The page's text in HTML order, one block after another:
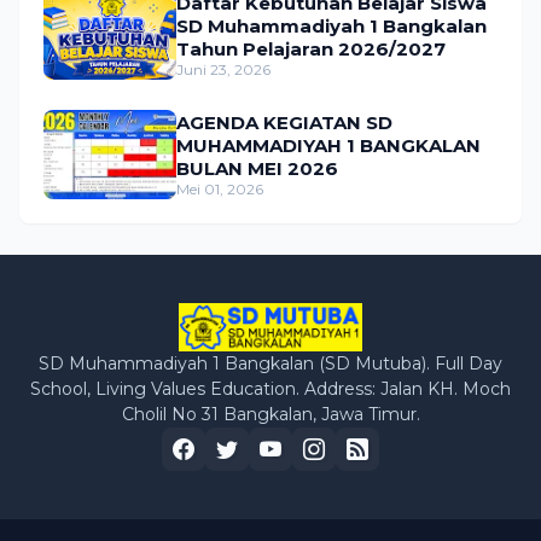
SD Muhammadiyah 1 Bangkalan
Tahun Pelajaran 2026/2027
Juni 23, 2026
AGENDA KEGIATAN SD
MUHAMMADIYAH 1 BANGKALAN
BULAN MEI 2026
Mei 01, 2026
SD Muhammadiyah 1 Bangkalan (SD Mutuba). Full Day
School, Living Values Education. Address: Jalan KH. Moch
Cholil No 31 Bangkalan, Jawa Timur.